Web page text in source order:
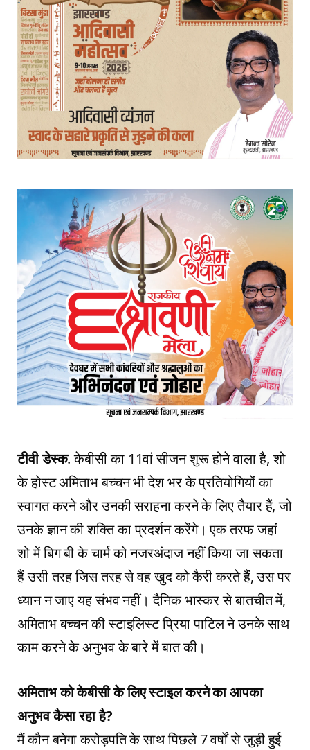
टीवी डेस्क. केबीसी का 11वां सीजन शुरू होने वाला है, शो
के होस्ट अमिताभ बच्चन भी देश भर के प्रतियोगियों का
स्वागत करने और उनकी सराहना करने के लिए तैयार हैं, जो
उनके ज्ञान की शक्ति का प्रदर्शन करेंगे। एक तरफ जहां
शो में बिग बी के चार्म को नजरअंदाज नहीं किया जा सकता
हैं उसी तरह जिस तरह से वह खुद को कैरी करते हैं, उस पर
ध्यान न जाए यह संभव नहीं। दैनिक भास्कर से बातचीत में,
अमिताभ बच्चन की स्टाइलिस्ट प्रिया पाटिल ने उनके साथ
काम करने के अनुभव के बारे में बात की।
अमिताभ को केबीसी के लिए स्टाइल करने का आपका
अनुभव कैसा रहा है?
मैं कौन बनेगा करोड़पति के साथ पिछले 7 वर्षों से जुड़ी हुई